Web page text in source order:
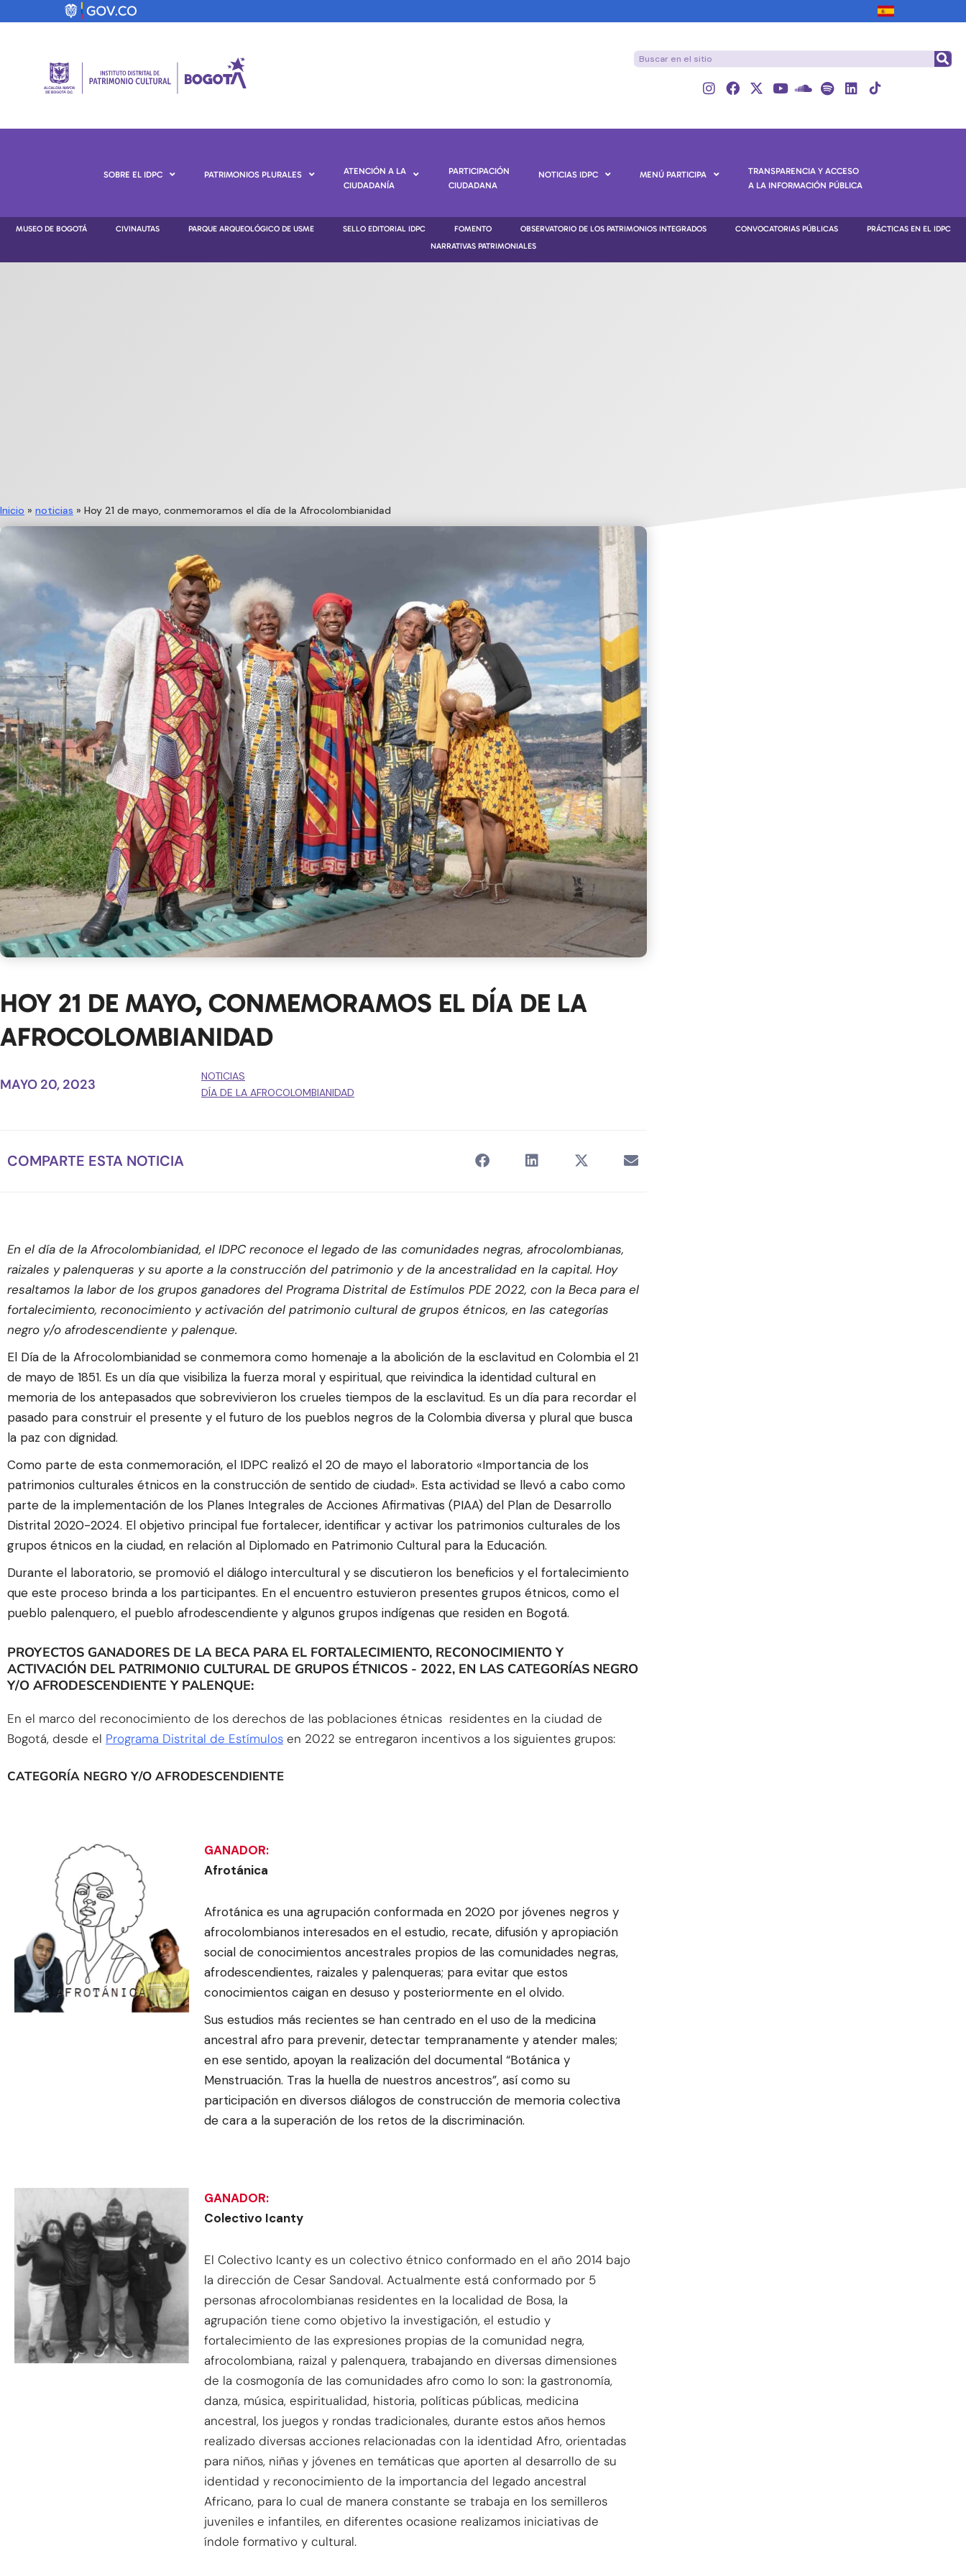
SOBRE EL IDPC PATRIMONIOS PLURALES
ATENCIÓN A LA
CIUDADANÍA
PARTICIPACIÓN
CIUDADANA
NOTICIAS IDPC MENÚ PARTICIPA
TRANSPARENCIA Y ACCESO
A LA INFORMACIÓN PÚBLICA
MUSEO DE BOGOTÁ CIVINAUTAS PARQUE ARQUEOLÓGICO DE USME SELLO EDITORIAL IDPC FOMENTO OBSERVATORIO DE LOS PATRIMONIOS INTEGRADOS CONVOCATORIAS PÚBLICAS
PRÁCTICAS EN EL IDPC
NARRATIVAS PATRIMONIALES
Inicio » noticias » Hoy 21 de mayo, conmemoramos el día de la Afrocolombianidad
HOY 21 DE MAYO, CONMEMORAMOS EL DÍA DE LA
AFROCOLOMBIANIDAD
MAYO 20, 2023
NOTICIAS
DÍA DE LA AFROCOLOMBIANIDAD
COMPARTE ESTA NOTICIA
En el día de la Afrocolombianidad, el IDPC reconoce el legado de las comunidades negras, afrocolombianas,
raizales y palenqueras y su aporte a la construcción del patrimonio y de la ancestralidad en la capital. Hoy
resaltamos la labor de los grupos ganadores del Programa Distrital de Estímulos PDE 2022, con la Beca para el
fortalecimiento, reconocimiento y activación del patrimonio cultural de grupos étnicos, en las categorías
negro y/o afrodescendiente y palenque.
El Día de la Afrocolombianidad se conmemora como homenaje a la abolición de la esclavitud en Colombia el 21
de mayo de 1851. Es un día que visibiliza la fuerza moral y espiritual, que reivindica la identidad cultural en
memoria de los antepasados que sobrevivieron los crueles tiempos de la esclavitud. Es un día para recordar el
pasado para construir el presente y el futuro de los pueblos negros de la Colombia diversa y plural que busca
la paz con dignidad.
Como parte de esta conmemoración, el IDPC realizó el 20 de mayo el laboratorio «Importancia de los
patrimonios culturales étnicos en la construcción de sentido de ciudad». Esta actividad se llevó a cabo como
parte de la implementación de los Planes Integrales de Acciones Afirmativas (PIAA) del Plan de Desarrollo
Distrital 2020-2024. El objetivo principal fue fortalecer, identificar y activar los patrimonios culturales de los
grupos étnicos en la ciudad, en relación al Diplomado en Patrimonio Cultural para la Educación.
Durante el laboratorio, se promovió el diálogo intercultural y se discutieron los beneficios y el fortalecimiento
que este proceso brinda a los participantes. En el encuentro estuvieron presentes grupos étnicos, como el
pueblo palenquero, el pueblo afrodescendiente y algunos grupos indígenas que residen en Bogotá.
PROYECTOS GANADORES DE LA BECA PARA EL FORTALECIMIENTO, RECONOCIMIENTO Y
ACTIVACIÓN DEL PATRIMONIO CULTURAL DE GRUPOS ÉTNICOS - 2022, EN LAS CATEGORÍAS NEGRO
Y/O AFRODESCENDIENTE Y PALENQUE:
En el marco del reconocimiento de los derechos de las poblaciones étnicas residentes en la ciudad de
Bogotá, desde el Programa Distrital de Estímulos en 2022 se entregaron incentivos a los siguientes grupos:
CATEGORÍA NEGRO Y/O AFRODESCENDIENTE
GANADOR:
Afrotánica
Afrotánica es una agrupación conformada en 2020 por jóvenes negros y
afrocolombianos interesados en el estudio, recate, difusión y apropiación
social de conocimientos ancestrales propios de las comunidades negras,
afrodescendientes, raizales y palenqueras; para evitar que estos
conocimientos caigan en desuso y posteriormente en el olvido.
Sus estudios más recientes se han centrado en el uso de la medicina
ancestral afro para prevenir, detectar tempranamente y atender males;
en ese sentido, apoyan la realización del documental “Botánica y
Menstruación. Tras la huella de nuestros ancestros”, así como su
participación en diversos diálogos de construcción de memoria colectiva
de cara a la superación de los retos de la discriminación.
GANADOR:
Colectivo Icanty
El Colectivo Icanty es un colectivo étnico conformado en el año 2014 bajo
la dirección de Cesar Sandoval. Actualmente está conformado por 5
personas afrocolombianas residentes en la localidad de Bosa, la
agrupación tiene como objetivo la investigación, el estudio y
fortalecimiento de las expresiones propias de la comunidad negra,
afrocolombiana, raizal y palenquera, trabajando en diversas dimensiones
de la cosmogonía de las comunidades afro como lo son: la gastronomía,
danza, música, espiritualidad, historia, políticas públicas, medicina
ancestral, los juegos y rondas tradicionales, durante estos años hemos
realizado diversas acciones relacionadas con la identidad Afro, orientadas
para niños, niñas y jóvenes en temáticas que aporten al desarrollo de su
identidad y reconocimiento de la importancia del legado ancestral
Africano, para lo cual de manera constante se trabaja en los semilleros
juveniles e infantiles, en diferentes ocasione realizamos iniciativas de
índole formativo y cultural.